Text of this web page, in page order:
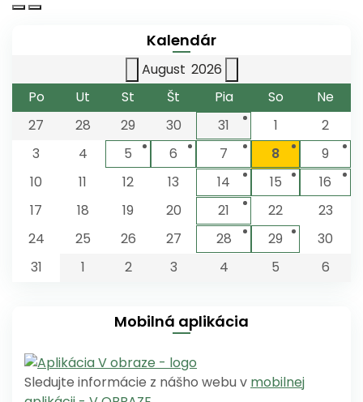
Kalendár
August 2026
Po
Ut St Št Pia So
Ne
27
28 29 30 31 1
2
3
4 5 6 7 8
9
10
11 12 13 14 15
16
17
18 19 20 21 22
23
24
25 26 27 28 29
30
31
1 2 3 4 5 6
Mobilná aplikácia
Sledujte informácie z nášho webu v mobilnej